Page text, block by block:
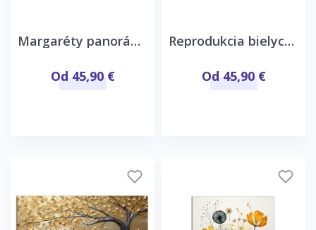
Margaréty panoráma
Od 45,90 €
Reprodukcia bielych kvetov
Od 45,90 €